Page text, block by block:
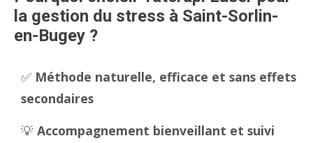
la gestion du stress à Saint-Sorlin-
en-Bugey ?
✅ Méthode naturelle, efficace et sans effets
secondaires
💡 Accompagnement bienveillant et suivi